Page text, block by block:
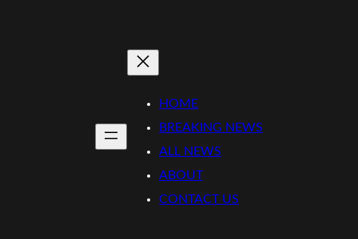
HOME
BREAKING NEWS
ALL NEWS
ABOUT
CONTACT US